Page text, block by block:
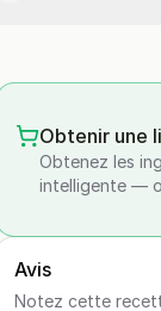
Obtenir une
Obtenez les
intelligente —
Avis
Notez cette